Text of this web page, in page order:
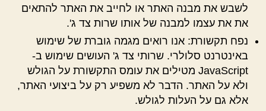
לשבש את מבנה האתר או לחייב את האתר להתאים
את את עצמו למבנה של אותו שרות צד ג'.
נפח תקשורת: אנו רואים מגמה גוברת של שימוש
באינטרנט סלולרי. שרותי צד ג' העושים שימוש ב-
JavaScript מטילים את עומס התקשורת על הגולש
ולא על האתר. הדבר לא משפיע רק על ביצועי האתר,
אלא גם על העלות לגולש.